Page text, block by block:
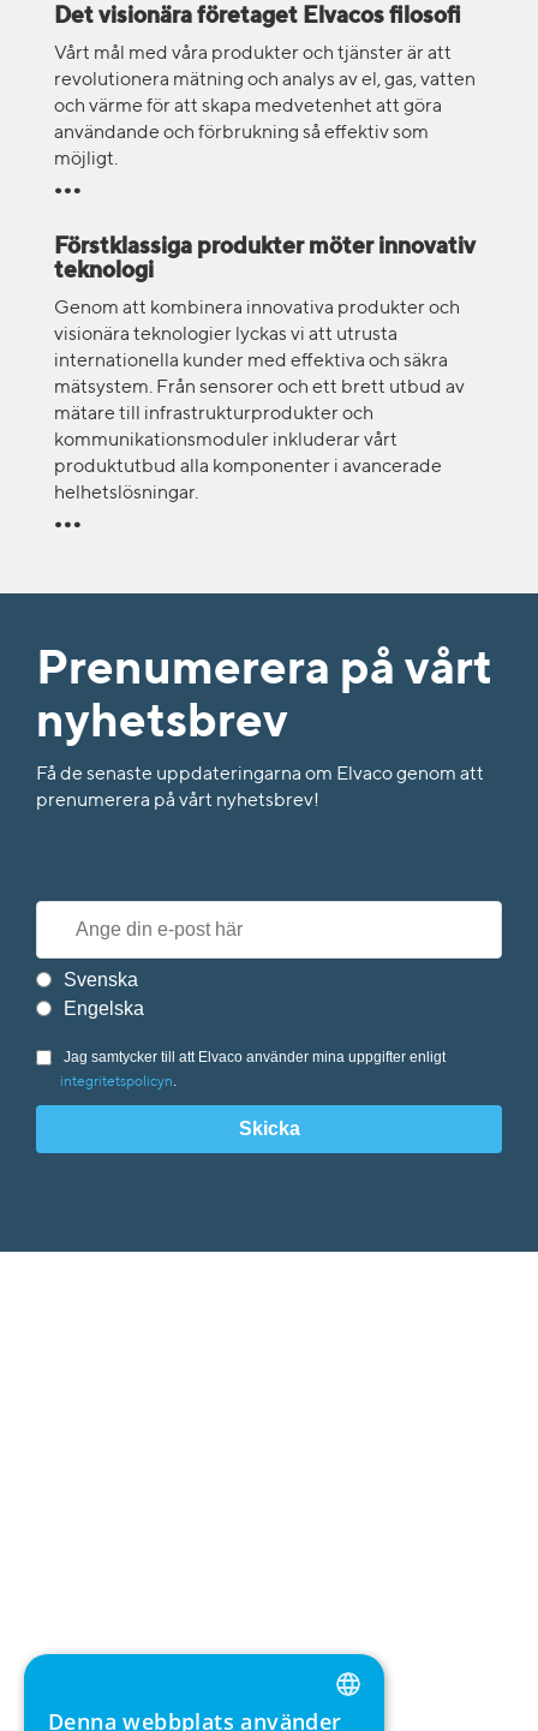
Det visionära företaget Elvacos filosofi
Vårt mål med våra produkter och tjänster är att
revolutionera mätning och analys av el, gas, vatten
och värme för att skapa medvetenhet att göra
användande och förbrukning så effektiv som
möjligt.
Förstklassiga produkter möter innovativ
teknologi
Genom att kombinera innovativa produkter och
visionära teknologier lyckas vi att utrusta
internationella kunder med effektiva och säkra
mätsystem. Från sensorer och ett brett utbud av
mätare till infrastrukturprodukter och
kommunikationsmoduler inkluderar vårt
produktutbud alla komponenter i avancerade
helhetslösningar.
Prenumerera på vårt
nyhetsbrev
Få de senaste uppdateringarna om Elvaco genom att
prenumerera på vårt nyhetsbrev!
Svenska
Engelska
Jag samtycker till att Elvaco använder mina uppgifter enligt
integritetspolicyn.
Denna webbplats använder